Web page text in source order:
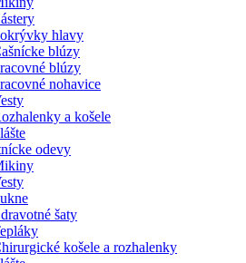
hlavy
blúzy
blúzy
nohavice
a košele
odevy
šaty
košele a rozhalenky